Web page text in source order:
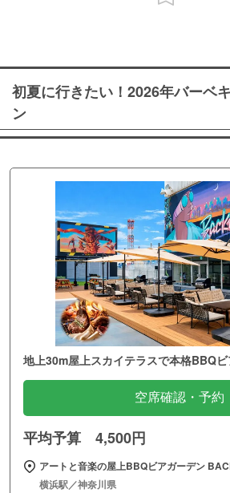
初夏に行きたい！2026年バーベ
ン
地上30m屋上スカイテラスで本格BBQ
空席確認・予約
平均予算 4,500円
アートと音楽の屋上BBQビアガーデン
横浜駅／神奈川県